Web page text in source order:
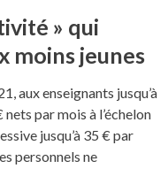
» qui
moins jeunes
aux enseignants jusqu’à
nets par mois à l’échelon
jusqu’à 35 € par
personnels ne